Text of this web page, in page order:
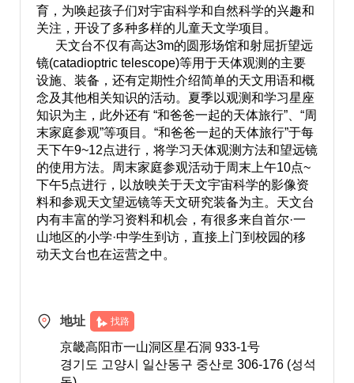
育，为唤起孩子们对宇宙科学和自然科学的兴趣和
关注，开设了多种多样的儿童天文学项目。
天文台不仅有高达3m的圆形场馆和射屈折望远
镜(catadioptric telescope)等用于天体观测的主要
设施、装备，还有定期性介绍简单的天文用语和概
念及其他相关知识的活动。夏季以观测和学习星座
知识为主，此外还有 “和爸爸一起的天体旅行”、“周
末家庭参观”等项目。“和爸爸一起的天体旅行”于每
天下午9~12点进行，将学习天体观测方法和望远镜
的使用方法。周末家庭参观活动于周末上午10点~
下午5点进行，以放映关于天文宇宙科学的影像资
料和参观天文望远镜等天文研究装备为主。天文台
内有丰富的学习资料和机会，有很多来自首尔·一
山地区的小学·中学生到访，直接上门到校园的移
动天文台也在运营之中。
地址 找路
京畿高阳市一山洞区星石洞 933-1号
경기도 고양시 일산동구 중산로 306-176 (성석